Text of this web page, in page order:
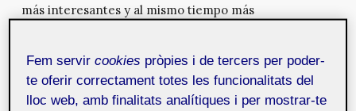
más interesantes y al mismo tiempo más
artista multimedia, para que nos hable sobre los
procesos de trabajo relativos a este aspecto, las
herramientas que pueden utilizarse en la integración
Fem servircookies pròpies i de tercers per poder-
te oferir correctament totes les funcionalitats del
lloc web, amb finalitats analítiques i per mostrar-te